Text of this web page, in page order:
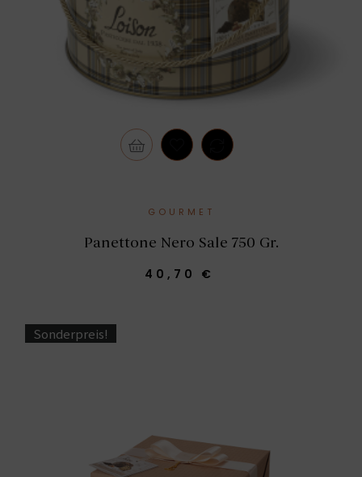
GOURMET
Panettone Nero Sale 750 Gr.
40,70 €
Sonderpreis!